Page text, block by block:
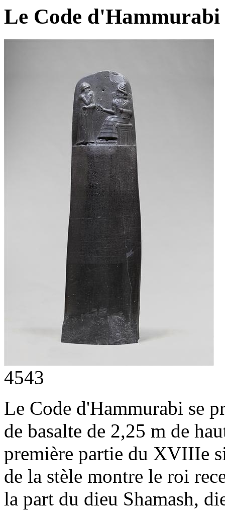
Le Code d'Hammurabi
4543
Le Code d'Hammurabi se
de basalte de 2,25 m de
première partie du XVIIIe
de la stèle montre le roi
la part du dieu Shamash,